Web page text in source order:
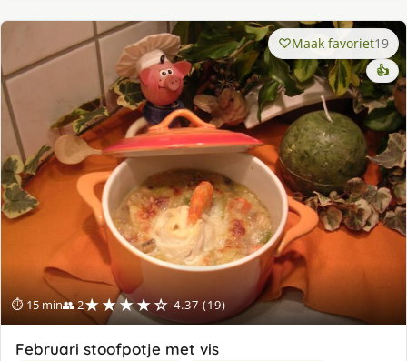
⏱ 15 min👥 2★★★★☆ 4.37 (19)
Maak favoriet19
👍
Februari stoofpotje met vis